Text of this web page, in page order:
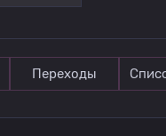
Переходы